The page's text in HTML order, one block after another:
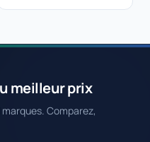
meilleur prix
Comparez,